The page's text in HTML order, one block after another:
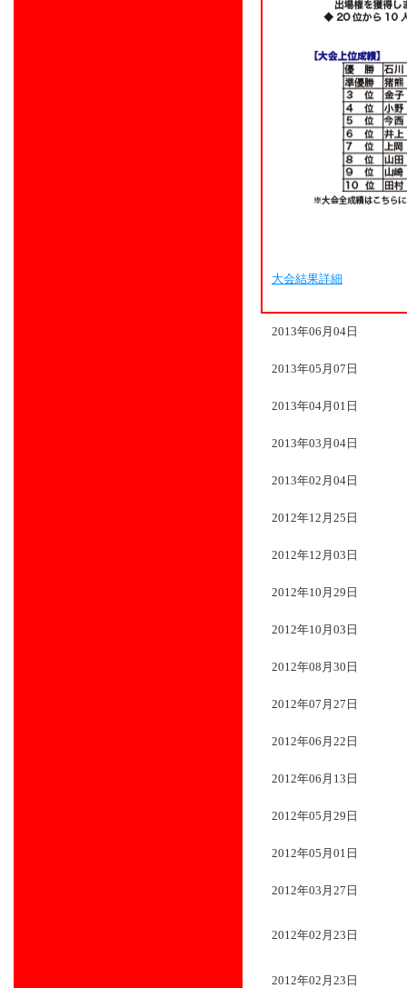
大会結果詳細
2013年06月04日
2013年05月07日
2013年04月01日
2013年03月04日
2013年02月04日
2012年12月25日
2012年12月03日
2012年10月29日
2012年10月03日
2012年08月30日
2012年07月27日
2012年06月22日
2012年06月13日
2012年05月29日
2012年05月01日
2012年03月27日
2012年02月23日
2012年02月23日